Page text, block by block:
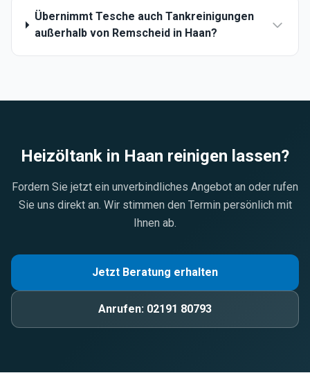
Übernimmt Tesche auch Tankreinigungen
außerhalb von Remscheid in Haan?
Heizöltank in Haan reinigen lassen?
Fordern Sie jetzt ein unverbindliches Angebot an oder rufen
Sie uns direkt an. Wir stimmen den Termin persönlich mit
Ihnen ab.
Jetzt Beratung erhalten
Anrufen: 02191 80793